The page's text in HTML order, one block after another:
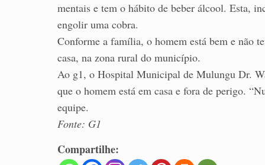
mentais e tem o hábito de beber álcool. Esta,
engolir uma cobra.
Conforme a família, o homem está bem e não
casa, na zona rural do município.
Ao g1, o Hospital Municipal de Mulungu Dr.
que o homem está em casa e fora de perigo.
equipe.
Fonte: G1
Compartilhe: